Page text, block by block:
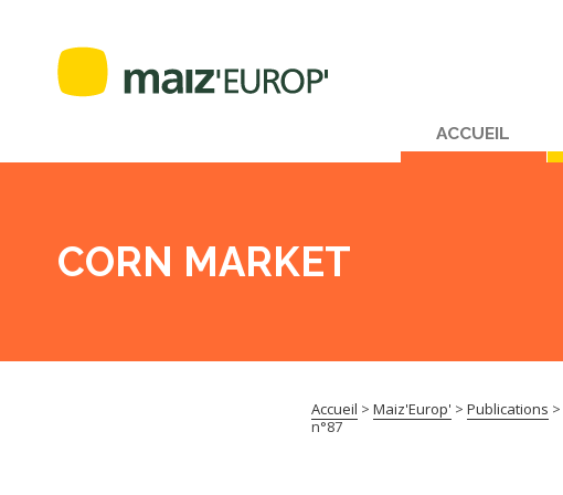
ACCUEIL
CORN MARKET
Accueil > Maiz'Europ' > Publications >
n°87